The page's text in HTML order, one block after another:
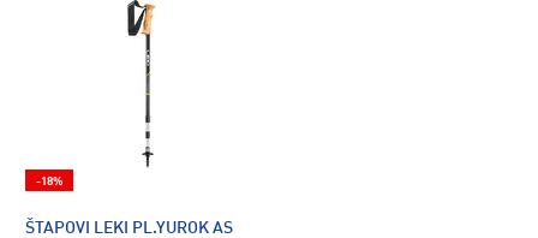
ŠTAPOVI LEKI PL.YUROK AS
-18%